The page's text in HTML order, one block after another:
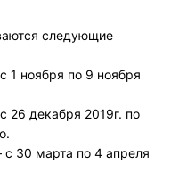
следующие
1 ноября по 9 ноября
26 декабря 2019г. по
30 марта по 4 апреля